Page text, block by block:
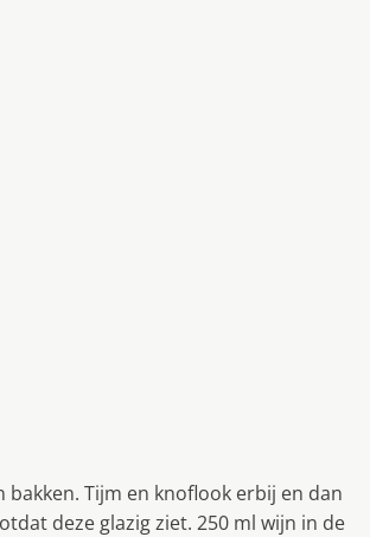
Tijm en knoflook erbij en dan
deze glazig ziet. 250 ml wijn in de